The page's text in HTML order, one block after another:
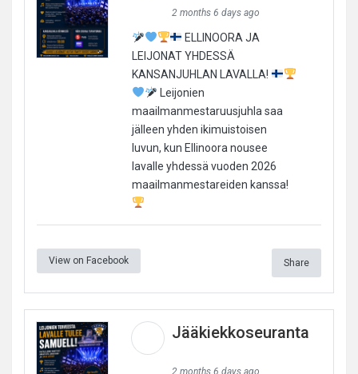
2 months 6 days ago
ELLINOORA JA
LEIJONAT YHDESSÄ
KANSANJUHLAN LAVALLA!
Leijonien
maailmanmestaruusjuhla saa
jälleen yhden ikimuistoisen
luvun, kun Ellinoora nousee
lavalle yhdessä vuoden 2026
maailmanmestareiden kanssa!
View on Facebook Share
Jääkiekkoseuranta
2 months 6 days ago